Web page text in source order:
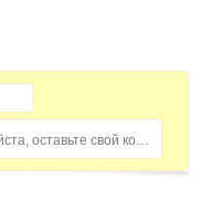
Домохозяйка, пожалуйста, оставьте свой комментарий...